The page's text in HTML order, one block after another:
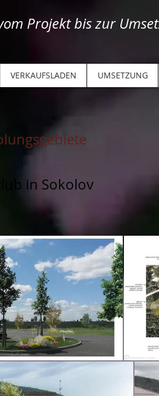
Projekt bis zur
VERKAUFSLADEN UMSETZUNG
in Sokolov